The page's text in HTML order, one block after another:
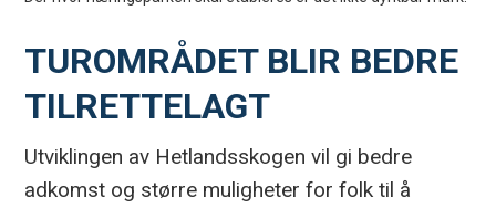
TUROMRÅDET BLIR BEDRE
TILRETTELAGT
Utviklingen av Hetlandsskogen vil gi bedre
adkomst og større muligheter for folk til å